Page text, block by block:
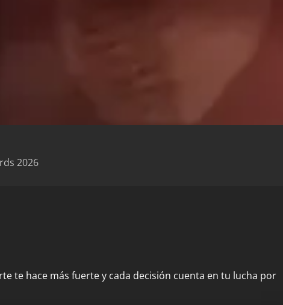
2026
te hace más fuerte y cada decisión cuenta en tu lucha por